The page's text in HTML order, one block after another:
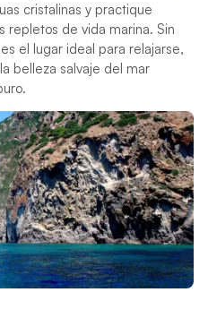
cristalinas y practique
repletos de vida marina. Sin
el lugar ideal para relajarse,
belleza salvaje del mar